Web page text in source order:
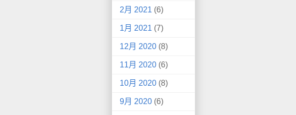
2月 2021 (6)
1月 2021 (7)
12月 2020 (8)
11月 2020 (6)
10月 2020 (8)
9月 2020 (6)